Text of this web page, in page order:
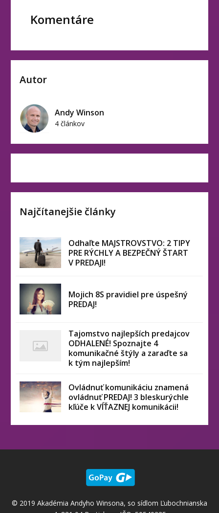
Komentáre
Autor
Andy Winson
4 článkov
Najčítanejšie články
Odhaľte MAJSTROVSTVO: 2 TIPY
PRE RÝCHLY A BEZPEČNÝ ŠTART
V PREDAJI!
Mojich 8S pravidiel pre úspešný
PREDAJ!
Tajomstvo najlepších predajcov
ODHALENÉ! Spoznajte 4
komunikačné štýly a zaraďte sa
k tým najlepším!
Ovládnuť komunikáciu znamená
ovládnuť PREDAJ! 3 bleskurýchle
kľúče k VÍŤAZNEJ komunikácii!
© 2019 Akadémia Andyho Winsona, so sídlom Ľubochnianska